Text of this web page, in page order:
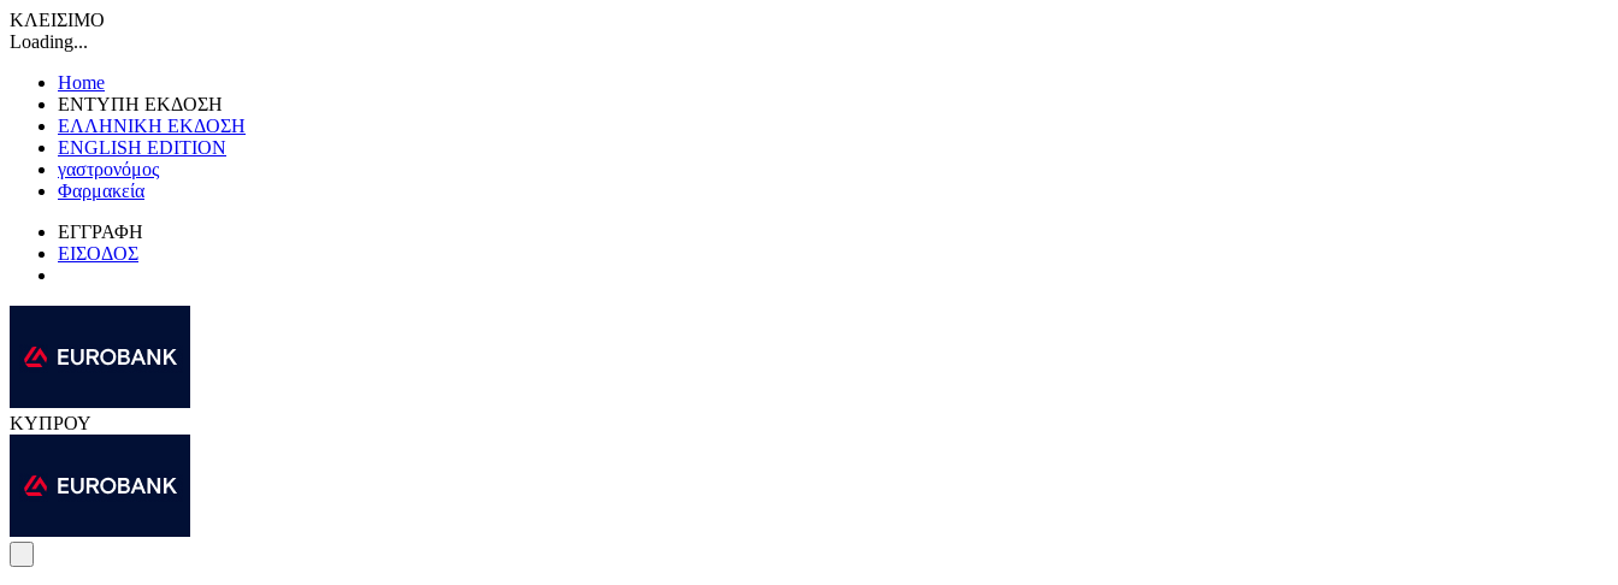
ΚΛΕΙΣΙΜΟ
Loading...
Home
ΕΝΤΥΠΗ ΕΚΔΟΣΗ
ΕΛΛΗΝΙΚΗ ΕΚΔΟΣΗ
ENGLISH EDITION
γαστρονόμος
Φαρμακεία
ΕΓΓΡΑΦΗ
ΕΙΣΟΔΟΣ
ΚΥΠΡΟΥ